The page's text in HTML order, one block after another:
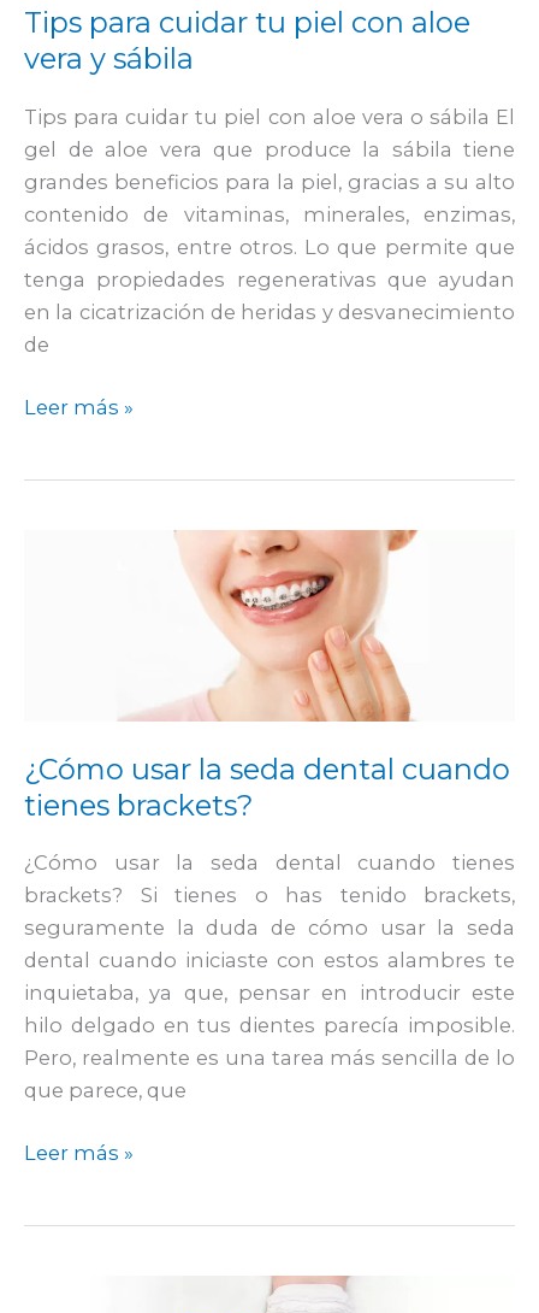
Tips para cuidar tu piel con aloe
vera y sábila
Tips para cuidar tu piel con aloe vera o sábila El
gel de aloe vera que produce la sábila tiene
grandes beneficios para la piel, gracias a su alto
contenido de vitaminas, minerales, enzimas,
ácidos grasos, entre otros. Lo que permite que
tenga propiedades regenerativas que ayudan
en la cicatrización de heridas y desvanecimiento
de
vera
y
Leer más »
¿Cómo usar la seda dental cuando
tienes brackets?
¿Cómo usar la seda dental cuando tienes
brackets? Si tienes o has tenido brackets,
seguramente la duda de cómo usar la seda
dental cuando iniciaste con estos alambres te
inquietaba, ya que, pensar en introducir este
hilo delgado en tus dientes parecía imposible.
Pero, realmente es una tarea más sencilla de lo
que parece, que
brackets?
Leer más »